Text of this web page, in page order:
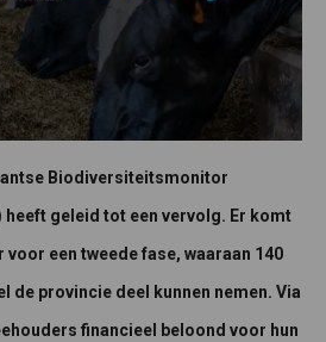
Biodiversiteitsmonitor
heeft geleid tot een vervolg. Er komt
een tweede fase, waaraan 140
de provincie deel kunnen nemen. Via
financieel beloond voor hun